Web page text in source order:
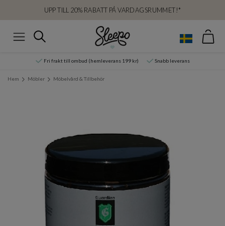
UPP TILL 20% RABATT PÅ VARDAGSRUMMET!*
Sök
Fri frakt till ombud (hemleverans 199 kr) Snabb leverans
Hem Möbler Möbelvård & Tillbehör